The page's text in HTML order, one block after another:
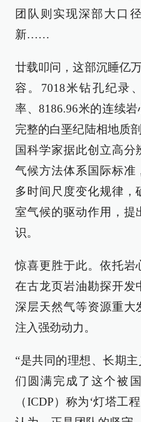
团队则实现深部大口
新……
廿载叩问，这部沉睡亿
容。7018米钻孔纪录
率、8186.96米的连续
完整的白垩纪陆相地质
国科学家据此创立高
气候方法体系国际标准
多时间尺度变化规律，
室气候的驱动作用，提
识。
惊喜更胜于此。依托岩
在古龙页岩油勘探开发
深层天然气等资源重大
注入强劲动力。
“是共同的理想、长期
们圆满完成了这个被
（ICDP）称为‘灯塔工